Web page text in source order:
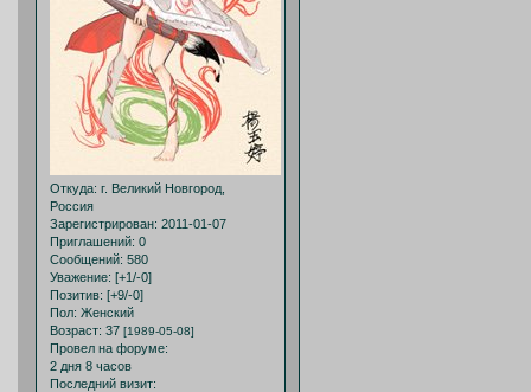
Откуда: г. Великий Новгород,
Россия
Зарегистрирован: 2011-01-07
Приглашений: 0
Сообщений: 580
Уважение: [+1/-0]
Позитив: [+9/-0]
Пол: Женский
Возраст: 37 [1989-05-08]
Провел на форуме:
2 дня 8 часов
Последний визит: